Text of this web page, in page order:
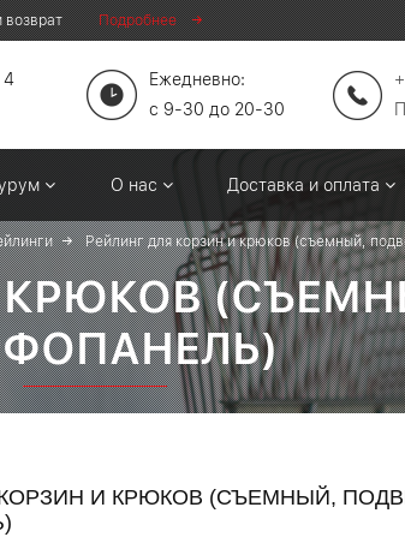
возврат Подробнее
4
Ежедневно:
c 9-30 до 20-30
О нас Доставка и оплата
Рейлинг для корзин и крюков (съемный,
И КРЮКОВ (СЪЕМНЫЙ,